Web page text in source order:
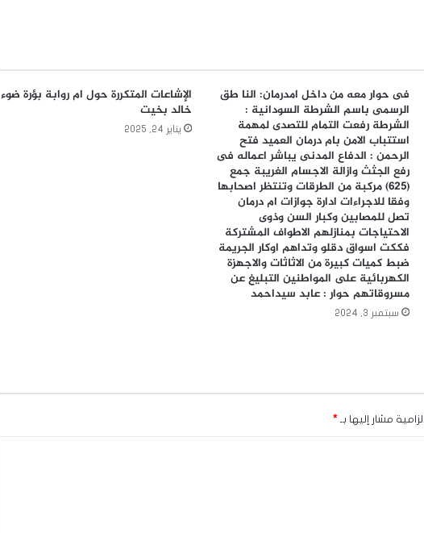
فى حوار معه من داخل امدرمان: النا طق
الرسمى باسم الشرطة السودانية :
الشرطة رفعت التمام للتصدى لمهمة
استتباب الامن بام درمان العميد فتح
الرحمن : الدفاع المدنى يباشر اعماله فى
رفع الجثث وازالة الاجسام الغريبة جمع
(٦٢٥) مركبة من الطرقات وتنتظر اصحابها
وفقا للاجراءات ادارة جوازات ام درمان
تصل للمصابين وكبار السن وذوى
الاحتياجات بمنازلهم الاطواف المشتركة
فككت اسواق دقلو وتداهم اوكار الجريمة
ضبط كميات كبيرة من الاثاثات والاجهزة
الكهربائية على المواطنين التبليغ عن
مسروقاتهم حوار : عابد سيداحمد
سبتمبر 3, 2024
الإشاعات المتكررة حول ام روابة بؤرة ضوء
خالد بخيت
يناير 24, 2025
مشار إليها بـ *